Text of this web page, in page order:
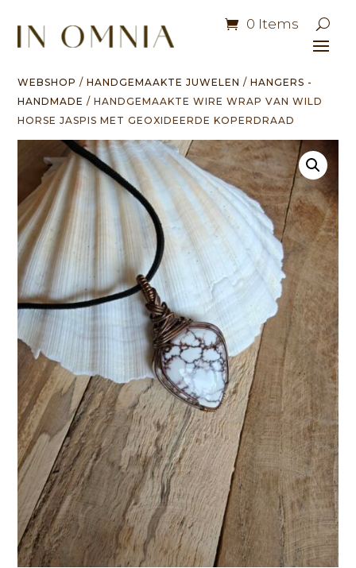
0 Items
WEBSHOP /HANDGEMAAKTE JUWELEN /HANGERS -
HANDMADE / HANDGEMAAKTE WIRE WRAP VAN WILD
HORSE JASPIS MET GEOXIDEERDE KOPERDRAAD